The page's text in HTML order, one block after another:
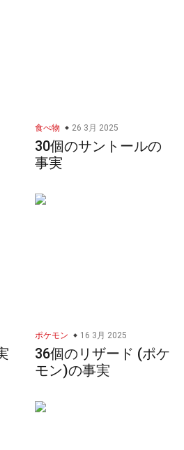
食べ物 26 3月 2025
30個のサントールの
事実
ポケモン 16 3月 2025
36個のリザード (ポケ
モン)の事実